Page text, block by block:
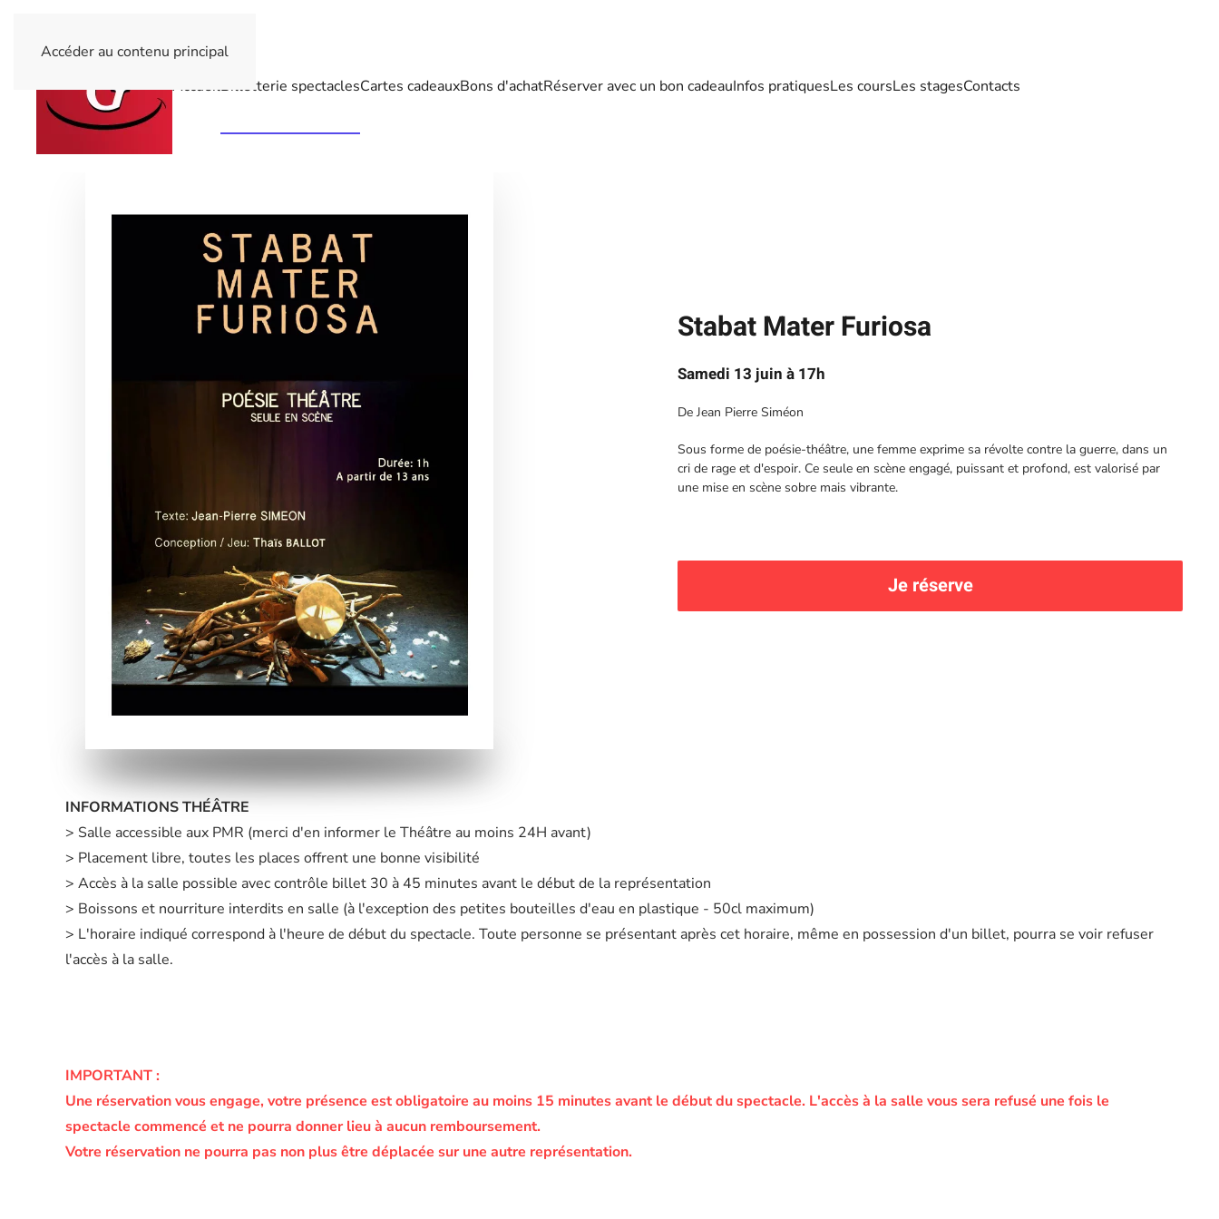
Accéder au contenu principal
AccueilBilletterie spectaclesCartes cadeauxBons d'achatRéserver avec un bon cadeauInfos pratiquesLes coursLes stagesContacts
Stabat Mater Furiosa
Samedi 13 juin à 17h
De Jean Pierre Siméon
Sous forme de poésie-théâtre, une femme exprime sa révolte contre la guerre, dans un
cri de rage et d'espoir. Ce seule en scène engagé, puissant et profond, est valorisé par
une mise en scène sobre mais vibrante.
Je réserve
INFORMATIONS THÉÂTRE
> Salle accessible aux PMR (merci d'en informer le Théâtre au moins 24H avant)
> Placement libre, toutes les places offrent une bonne visibilité
> Accès à la salle possible avec contrôle billet 30 à 45 minutes avant le début de la représentation
> Boissons et nourriture interdits en salle (à l'exception des petites bouteilles d'eau en plastique - 50cl maximum)
> L'horaire indiqué correspond à l'heure de début du spectacle. Toute personne se présentant après cet horaire, même en possession d'un billet, pourra se voir refuser
l'accès à la salle.
IMPORTANT :
Une réservation vous engage, votre présence est obligatoire au moins 15 minutes avant le début du spectacle. L'accès à la salle vous sera refusé une fois le
spectacle commencé et ne pourra donner lieu à aucun remboursement.
Votre réservation ne pourra pas non plus être déplacée sur une autre représentation.